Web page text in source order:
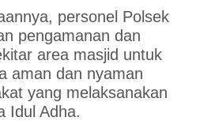
personel Polsek
pengamanan dan
area masjid untuk
aman dan nyaman
yang melaksanakan
Idul Adha.